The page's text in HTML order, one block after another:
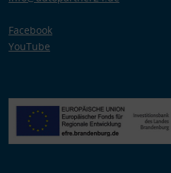
Facebook
YouTube